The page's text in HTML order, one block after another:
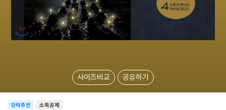
사이즈비교 공유하기
소득공제
강력추천